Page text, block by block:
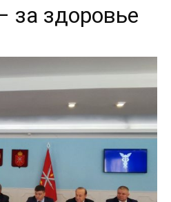
за здоровье